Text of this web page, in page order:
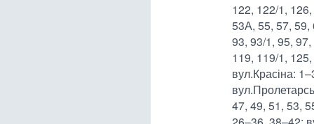
122, 122/1,
53А, 55, 57, 59,
93, 93/1, 95,
119, 119/1,
вул.Красіна:
47, 49, 51, 53,